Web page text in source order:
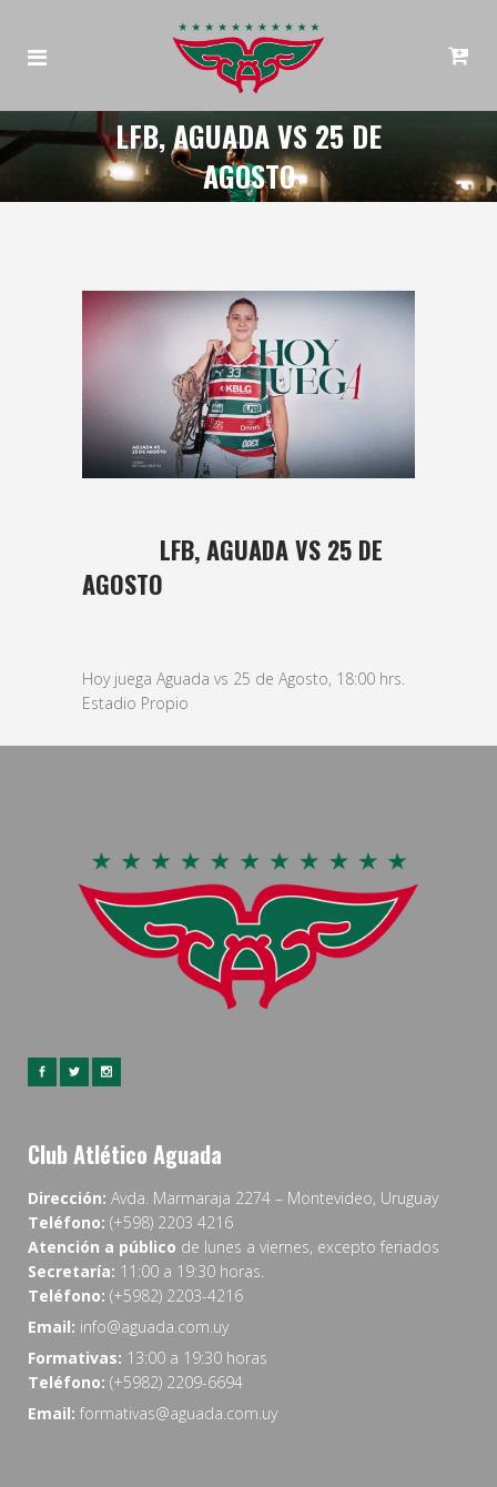
LFB, AGUADA VS 25 DE
AGOSTO
LFB, AGUADA VS 25 DE
AGOSTO
Hoy juega Aguada vs 25 de Agosto, 18:00 hrs.
Estadio Propio
Club Atlético Aguada
Dirección: Avda. Marmaraja 2274 – Montevideo, Uruguay
Teléfono: (+598) 2203 4216
Atención a público de lunes a viernes, excepto feriados
Secretaría: 11:00 a 19:30 horas.
Teléfono: (+5982) 2203-4216
Email: info@aguada.com.uy
Formativas: 13:00 a 19:30 horas
Teléfono: (+5982) 2209-6694
Email: formativas@aguada.com.uy